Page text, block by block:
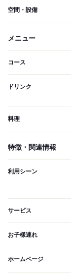
空間・設備
メニュー
コース
ドリンク
料理
特徴・関連情報
利用シーン
サービス
お子様連れ
ホームページ